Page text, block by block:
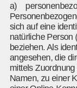
a)
sich auf eine
natürliche Person
beziehen. Als
angesehen, die
mittels
Namen, zu einer